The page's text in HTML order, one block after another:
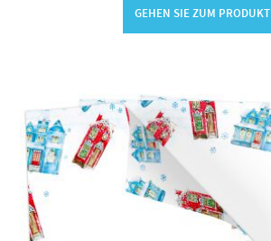
GEHEN SIE ZUM PRODUKT